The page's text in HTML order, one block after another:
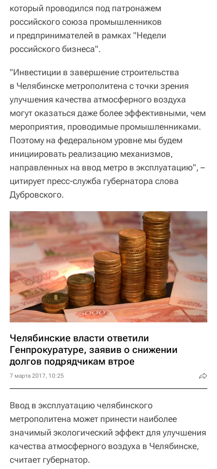
который проводился под патронажем
российского союза промышленников
и предпринимателей в рамках "Недели
российского бизнеса".
"Инвестиции в завершение строительства
в Челябинске метрополитена с точки зрения
улучшения качества атмосферного воздуха
могут оказаться даже более эффективными, чем
мероприятия, проводимые промышленниками.
Поэтому на федеральном уровне мы будем
инициировать реализацию механизмов,
направленных на ввод метро в эксплуатацию", –
цитирует пресс-служба губернатора слова
Дубровского.
Челябинские власти ответили
Генпрокуратуре, заявив о снижении
долгов подрядчикам втрое
7 марта 2017, 10:25
Ввод в эксплуатацию челябинского
метрополитена может принести наиболее
значимый экологический эффект для улучшения
качества атмосферного воздуха в Челябинске,
считает губернатор.